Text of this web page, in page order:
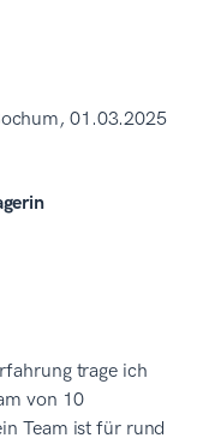
01.03.2025
trage ich
von 10
Team ist für rund